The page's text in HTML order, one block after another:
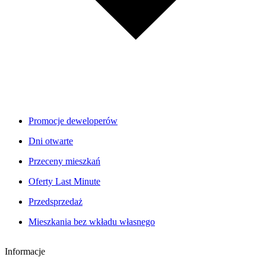
Promocje deweloperów
Dni otwarte
Przeceny mieszkań
Oferty Last Minute
Przedsprzedaż
Mieszkania bez wkładu własnego
Informacje